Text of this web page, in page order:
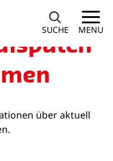
über aktuell
SUCHE MENU